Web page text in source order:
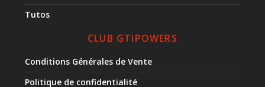
Tutos
CLUB GTIPOWERS
Conditions Générales de Vente
Politique de confidentialité